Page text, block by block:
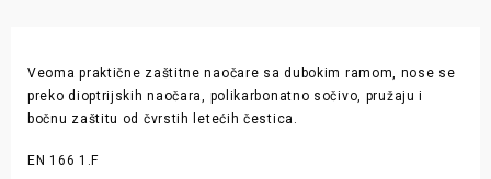
Veoma praktične zaštitne naočare sa dubokim ramom, nose se
preko dioptrijskih naočara, polikarbonatno sočivo, pružaju i
bočnu zaštitu od čvrstih letećih čestica.
EN 166 1.F